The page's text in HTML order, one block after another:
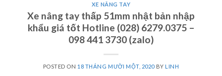
XE NÂNG TAY
Xe nâng tay thấp 51mm nhật bản nhập
khẩu giá tốt Hotline (028) 6279.0375 –
098 441 3730 (zalo)
POSTED ON 18 THÁNG MƯỜI MỘT, 2020 BYLINH